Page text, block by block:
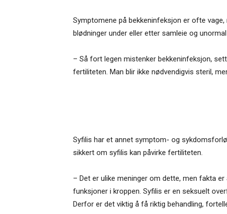
Symptomene på bekkeninfeksjon er ofte
blødninger under eller etter samleie og
– Så fort legen mistenker bekkeninfeksjon,
fertiliteten. Man blir ikke nødvendigvis steril,
Syfilis har et annet symptom- og
sikkert om syfilis kan påvirke fertiliteten.
– Det er ulike meninger om dette, men fakta
funksjoner i kroppen. Syfilis er en seksuelt
Derfor er det viktig å få riktig behandling,